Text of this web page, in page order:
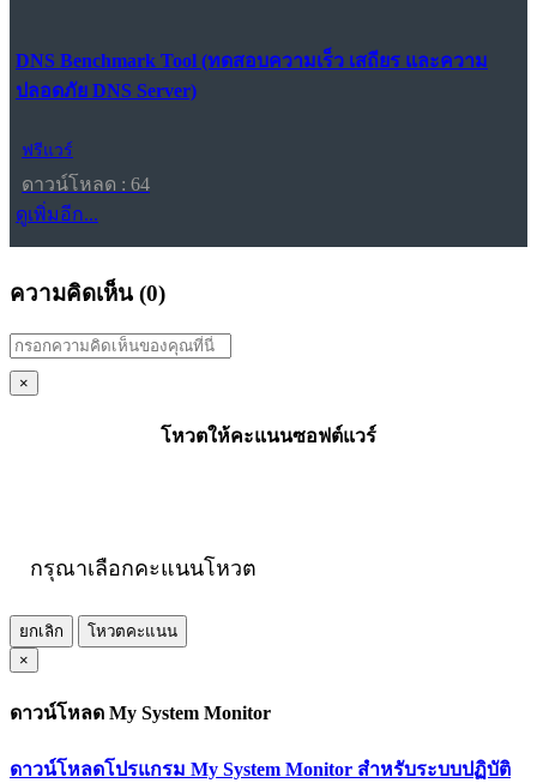
DNS Benchmark Tool (ทดสอบความเร็ว เสถียร และความ
ปลอดภัย DNS Server)
ฟรีแวร์
ดาวน์โหลด : 64
ดูเพิ่มอีก...
ความคิดเห็น (0)
×
โหวตให้คะแนนซอฟต์แวร์
กรุณาเลือกคะแนนโหวต
ยกเลิก
โหวตคะแนน
×
ดาวน์โหลด My System Monitor
ดาวน์โหลดโปรแกรม My System Monitor สำหรับระบบปฏิบัติ